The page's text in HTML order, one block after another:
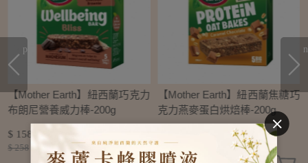
【Mother Earth】紐西蘭巧克力
布朗尼營養威力棒-200g
$ 158
$ 258
【Mother Earth】紐西蘭焦糖巧
克力燕麥蛋白烘焙棒-200g
$ 258
prev